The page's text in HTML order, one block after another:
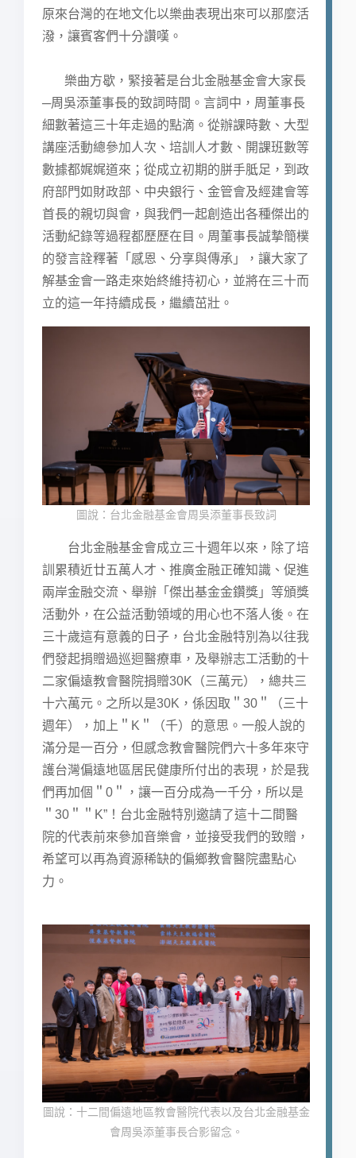
原來台灣的在地文化以樂曲表現出來可以那麼活
潑，讓賓客們十分讚嘆。
樂曲方歇，緊接著是台北金融基金會大家長
─周吳添董事長的致詞時間。言詞中，周董事長
細數著這三十年走過的點滴。從辦課時數、大型
講座活動總參加人次、培訓人才數、開課班數等
數據都娓娓道來；從成立初期的胼手胝足，到政
府部門如財政部、中央銀行、金管會及經建會等
首長的親切與會，與我們一起創造出各種傑出的
活動紀錄等過程都歷歷在目。周董事長誠摯簡樸
的發言詮釋著「感恩、分享與傳承」，讓大家了
解基金會一路走來始終維持初心，並將在三十而
立的這一年持續成長，繼續茁壯。
圖說：台北金融基金會周吳添董事長致詞
台北金融基金會成立三十週年以來，除了培
訓累積近廿五萬人才、推廣金融正確知識、促進
兩岸金融交流、舉辦「傑出基金金鑽獎」等頒獎
活動外，在公益活動領域的用心也不落人後。在
三十歲這有意義的日子，台北金融特別為以往我
們發起捐贈過巡迴醫療車，及舉辦志工活動的十
二家偏遠教會醫院捐贈30K（三萬元），總共三
十六萬元。之所以是30K，係因取＂30＂（三十
週年），加上＂K＂（千）的意思。一般人說的
滿分是一百分，但感念教會醫院們六十多年來守
護台灣偏遠地區居民健康所付出的表現，於是我
們再加個＂0＂，讓一百分成為一千分，所以是
＂30＂＂K”！台北金融特別邀請了這十二間醫
院的代表前來參加音樂會，並接受我們的致贈，
希望可以再為資源稀缺的偏鄉教會醫院盡點心
力。
圖說：十二間偏遠地區教會醫院代表以及台北金融基金
會周吳添董事長合影留念。